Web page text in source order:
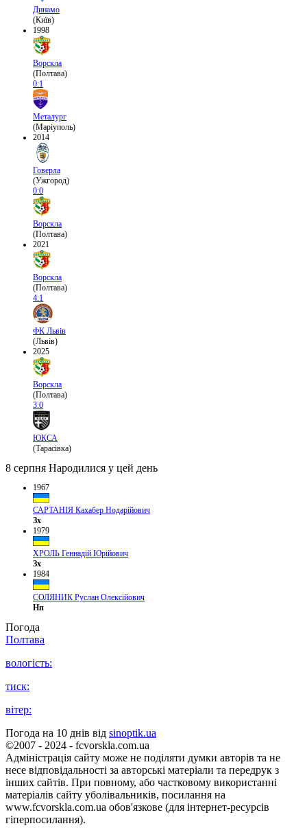
Динамо
(Київ)
1998
Ворскла
(Полтава)
0:1
Металург
(Маріуполь)
2014
Говерла
(Ужгород)
0:0
Ворскла
(Полтава)
2021
Ворскла
(Полтава)
4:1
ФК Львів
(Львів)
2025
Ворскла
(Полтава)
3:0
ЮКСА
(Тарасівка)
8 серпня Народилися у цей день
1967
САРТАНІЯ Кахабер Нодарійович
Зх
1979
ХРОЛЬ Геннадій Юрійович
Зх
1984
СОЛЯНИК Руслан Олексійович
Нп
Погода
Полтава
вологість:
тиск:
вітер:
Погода на 10 днів від sinoptik.ua
©2007 - 2024 - fcvorskla.com.ua
Адміністрація сайту може не поділяти думки авторів та не
несе відповідальності за авторські матеріали та передрук з
інших сайтів. При повному, або частковому використанні
матеріалів сайту уболівальників, посилання на
www.fcvorskla.com.ua обов'язкове (для інтернет-ресурсів
гіперпосилання).